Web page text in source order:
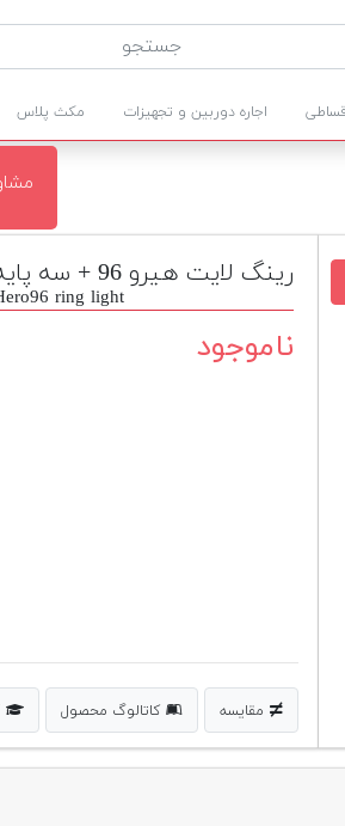
اجاره دوربین و تجهیزات مکث پلاس
رینگ لایت هیرو 96 + سه پایه
ring light
ناموجود
مقایسه کاتالوگ محصول